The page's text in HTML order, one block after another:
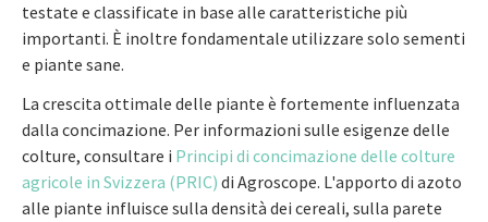
testate e classificate in base alle caratteristiche più
importanti. È inoltre fondamentale utilizzare solo sementi
e piante sane.
La crescita ottimale delle piante è fortemente influenzata
dalla concimazione. Per informazioni sulle esigenze delle
colture, consultare i Principi di concimazione delle colture
agricole in Svizzera (PRIC) di Agroscope. L'apporto di azoto
alle piante influisce sulla densità dei cereali, sulla parete